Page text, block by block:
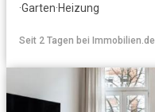
·Garten·Heizung
Seit 2 Tagen bei Immobilien.de